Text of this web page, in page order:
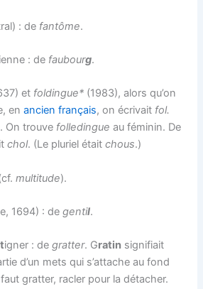
: de fantôme.
ienne : de faubourg.
et foldingue* (1983), alors qu’on
enancien français, on écrivait fol.
On trouve folledingue au féminin. De
chol. (Le pluriel étaitchous.)
multitude).
1694) : degentil.
tigner : degratter. Gratin signifiait
d’un mets qui s’attache au fond
faut gratter, racler pour la détacher.